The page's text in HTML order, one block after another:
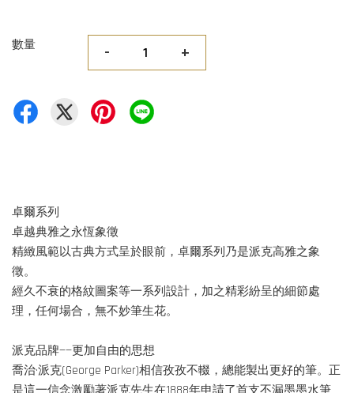
數量 - +
卓爾系列
卓越典雅之永恆象徵
精緻風範以古典方式呈於眼前，卓爾系列乃是派克高雅之象
徵。
經久不衰的格紋圖案等一系列設計，加之精彩紛呈的細節處
理，任何場合，無不妙筆生花。
派克品牌——更加自由的思想
喬治·派克(George Parker)相信孜孜不輟，總能製出更好的筆。正